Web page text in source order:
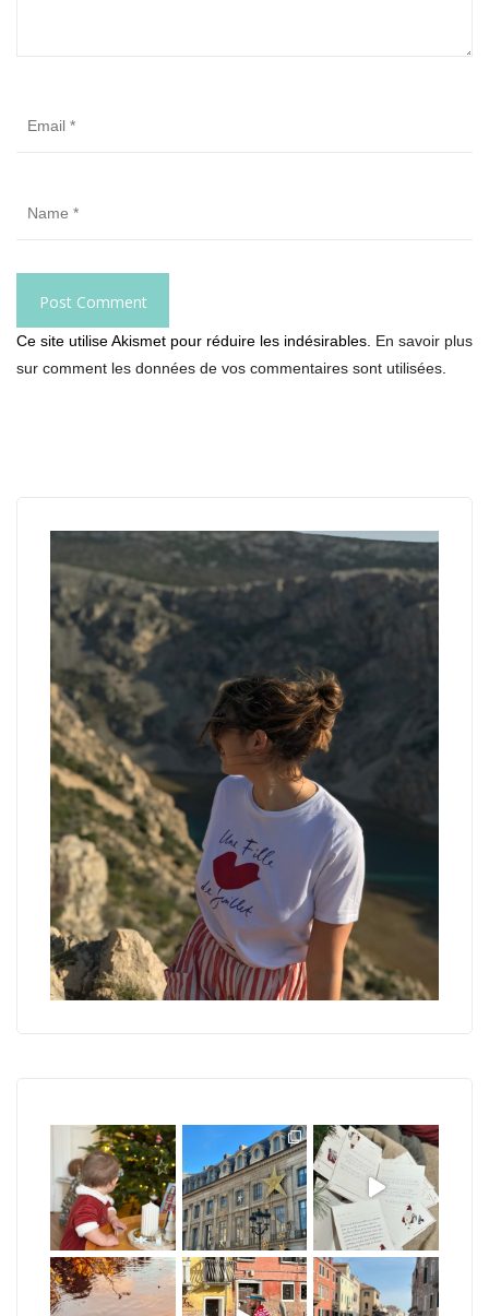
Ce site utilise Akismet pour réduire les indésirables. En savoir plus
sur comment les données de vos commentaires sont utilisées